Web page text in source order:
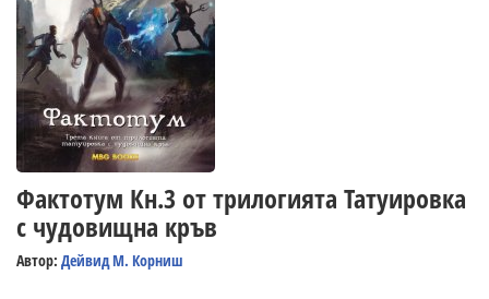
Фактотум Кн.3 от трилогията Татуировка
с чудовищна кръв
Автор: Дейвид М. Корниш